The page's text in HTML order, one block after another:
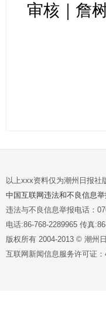
审核｜詹
以上xxx资料仅为潮州日报社
中国互联网违法和不良信息
违法与不良信息举报电话：
电话:86-768-2289965 传真
版权所有 2004-2013 © 潮州
互联网新闻信息服务许可证